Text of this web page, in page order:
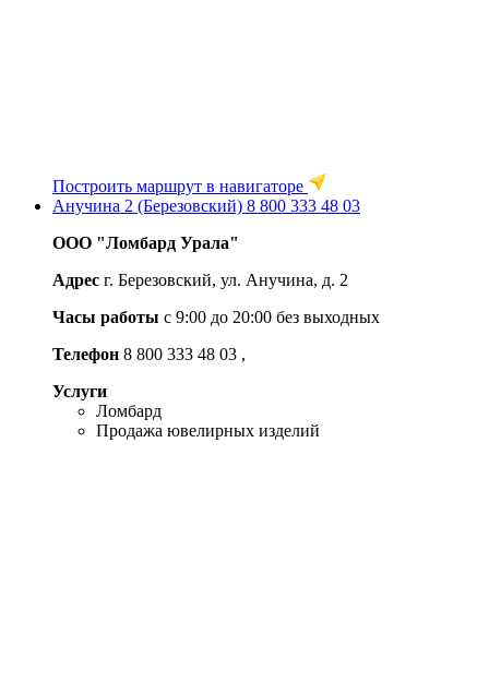
Построить маршрут в навигаторе
Анучина 2 (Березовский) 8 800 333 48 03
ООО "Ломбард Урала"
Адрес г. Березовский, ул. Анучина, д. 2
Часы работы с 9:00 до 20:00 без выходных
Телефон 8 800 333 48 03 ,
Услуги
Ломбард
Продажа ювелирных изделий